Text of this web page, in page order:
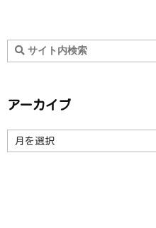
アーカイブ
ー